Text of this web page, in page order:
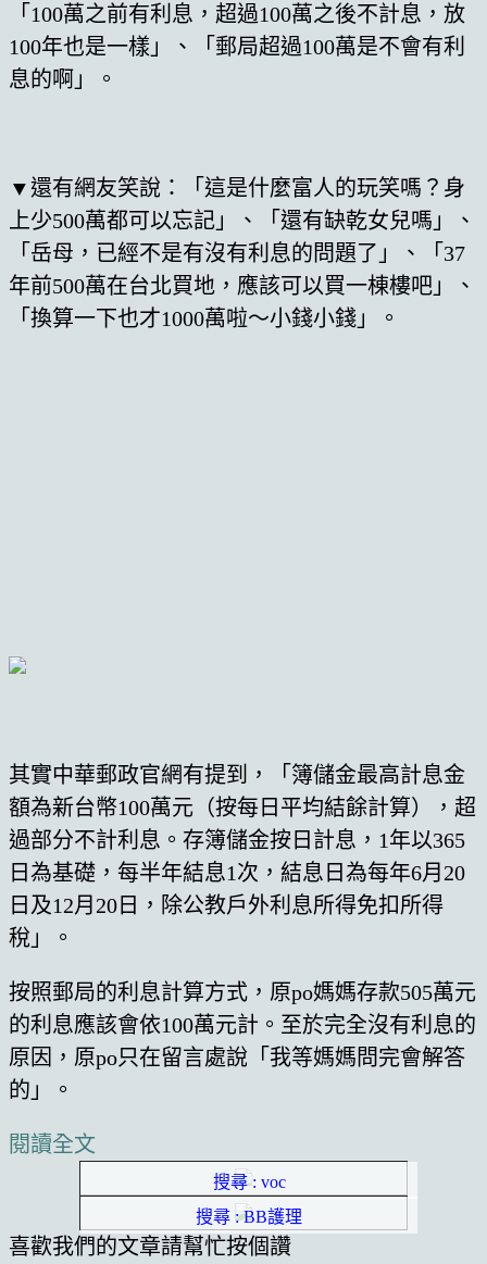
「100萬之前有利息，超過100萬之後不計息，放
100年也是一樣」、「郵局超過100萬是不會有利
息的啊」。
▼還有網友笑說：「這是什麼富人的玩笑嗎？身
上少500萬都可以忘記」、「還有缺乾女兒嗎」、
「岳母，已經不是有沒有利息的問題了」、「37
年前500萬在台北買地，應該可以買一棟樓吧」、
「換算一下也才1000萬啦～小錢小錢」。
其實中華郵政官網有提到，「簿儲金最高計息金
額為新台幣100萬元（按每日平均結餘計算），超
過部分不計利息。存簿儲金按日計息，1年以365
日為基礎，每半年結息1次，結息日為每年6月20
日及12月20日，除公教戶外利息所得免扣所得
稅」。
按照郵局的利息計算方式，原po媽媽存款505萬元
的利息應該會依100萬元計。至於完全沒有利息的
原因，原po只在留言處說「我等媽媽問完會解答
的」。
閱讀全文
搜尋 : voc
搜尋 : BB護理
喜歡我們的文章請幫忙按個讚